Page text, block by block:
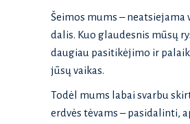
Šeimos mums – neatsiejama
dalis. Kuo glaudesnis mūsų
daugiau pasitikėjimo ir
jūsų vaikas.
Todėl mums labai svarbu
erdvės tėvams – pasidalinti,